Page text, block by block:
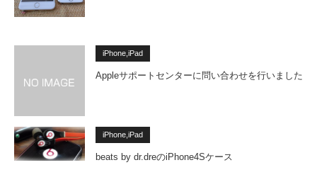
iPhone,iPad
Appleサポートセンターに問い合わせを行いました
iPhone,iPad
beats by dr.dreのiPhone4Sケース